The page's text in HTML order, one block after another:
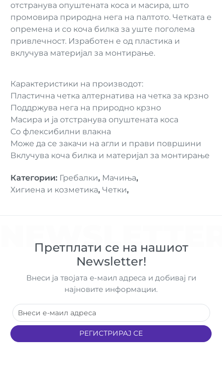
отстранува опуштената коса и масира, што
промовира природна нега на палтото. Четката е
опремена и со коча билка за уште поголема
привлечност. Изработен е од пластика и
вклучува материјал за монтирање.
Карактеристики на производот:
Пластична четка алтернатива на четка за крзно
Поддржува нега на природно крзно
Масира и ја отстранува опуштената коса
Со флексибилни влакна
Може да се закачи на агли и прави површини
Вклучува коча билка и материјал за монтирање
Категории: Гребалки, Мачиња,
Хигиена и козметика, Четки,
Претплати се на нашиот
Newsletter!
Внеси ја твојата е-маил адреса и добивај ги
најновите информации.
РЕГИСТРИРАЈ СЕ